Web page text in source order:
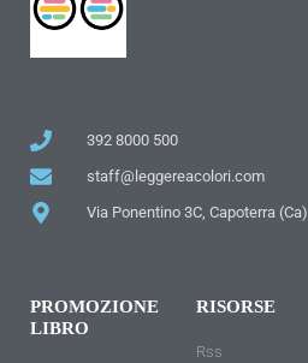
392 8000 500
staff@leggereacolori.com
Via Ponentino 3C, Capoterra (Ca)
PROMOZIONE
LIBRO
RISORSE
Rss